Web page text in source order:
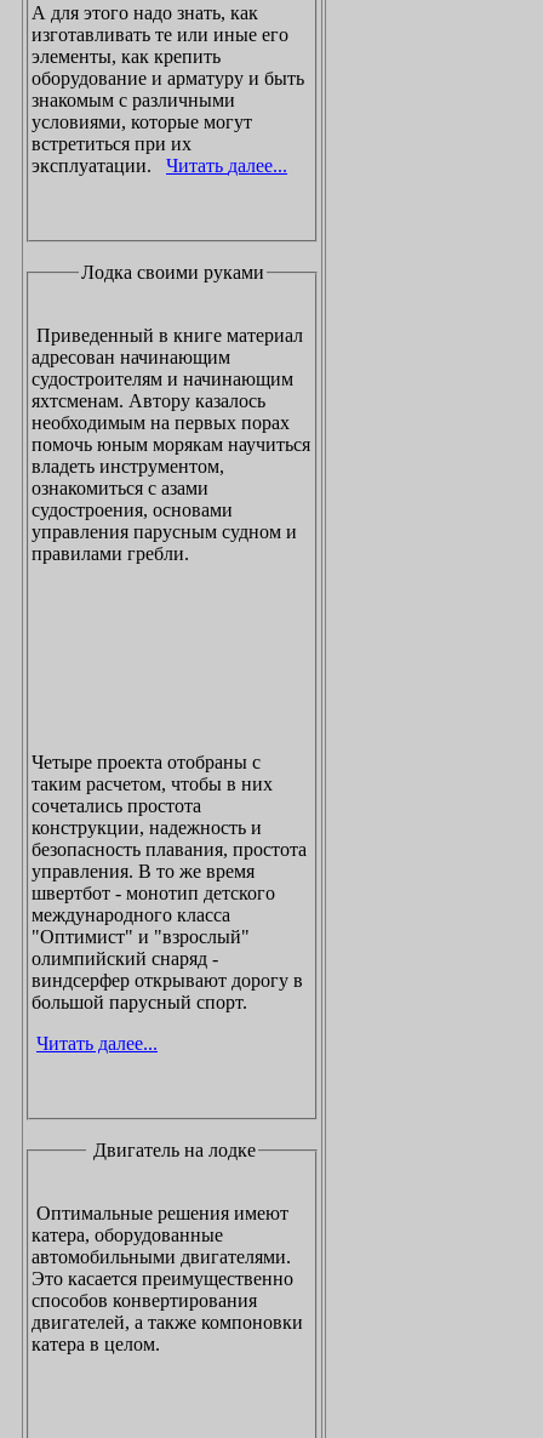
А для этого надо знать, как
изготавливать те или иные его
элементы, как крепить
оборудование и арматуру и быть
знакомым с различными
условиями, которые могут
встретиться при их
эксплуатации.
Читать далее...
Лодка своими руками
Приведенный в книге материал
адресован начинающим
судостроителям и начинающим
яхтсменам. Автору казалось
необходимым на первых порах
помочь юным морякам научиться
владеть инструментом,
ознакомиться с азами
судостроения, основами
управления парусным судном и
правилами гребли.
Четыре проекта отобраны с
таким расчетом, чтобы в них
сочетались простота
конструкции, надежность и
безопасность плавания, простота
управления. В то же время
швертбот - монотип детского
международного класса
"Оптимист" и "взрослый"
олимпийский снаряд -
виндсерфер открывают дорогу в
большой парусный спорт.
Читать далее...
Двигатель на лодке
Оптимальные решения имеют
катера, оборудованные
автомобильными двигателями.
Это касается преимущественно
способов конвертирования
двигателей, а также компоновки
катера в целом.